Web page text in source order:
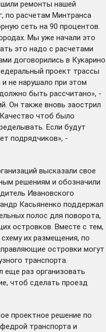
ремонты нашей
по расчетам Минтранса
сеть на 90 процентов.
Мы уже начали это
это надо с расчетами
договорились в Кукарино
проект трассы
не нарушало при этом
быть рассчитано», -
Он также вновь заострил
чтоб было
Если будут
подрядчиков», -
высказали свое
решениям и обозначили
Ивановского
Касьяненко поддержал
полос для поворота,
островков. Вместе с тем,
их размещения, по
островки могут
транспорта.
еще раз организовать
чтоб сделать проезд
проектное решение по
транспорта и